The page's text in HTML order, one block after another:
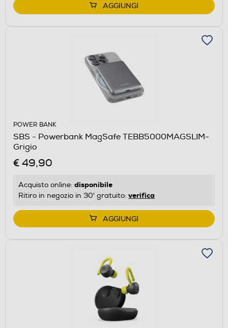
AGGIUNGI
POWER BANK
SBS - Powerbank MagSafe TEBB5000MAGSLIM-
Grigio
€ 49,90
Acquisto online: disponibile
Ritiro in negozio in 30' gratuito: verifica
AGGIUNGI